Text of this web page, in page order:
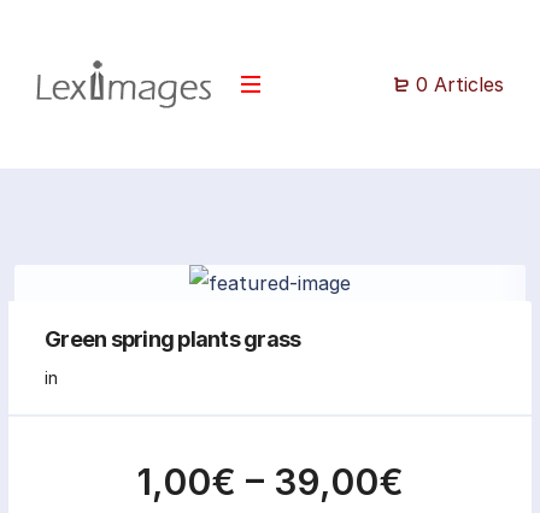
0 Articles
Green spring plants grass
in
1,00€ – 39,00€